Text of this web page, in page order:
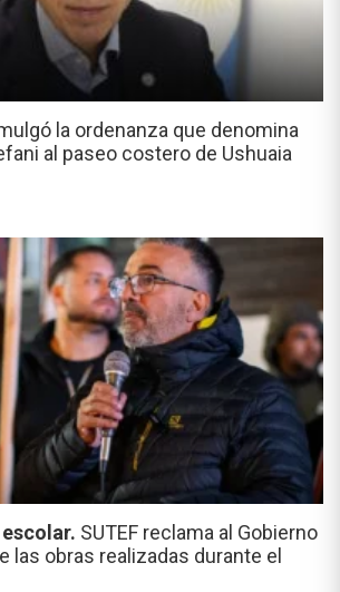
la ordenanza que denomina
al paseo costero de Ushuaia
SUTEF reclama al Gobierno
las obras realizadas durante el